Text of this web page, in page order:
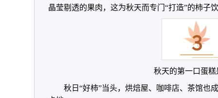
晶莹剔透的果肉，这为秋天而专门“打造”的柿子
秋天的第一口蛋
秋日“好柿”当头，烘焙屋、咖啡店、茶馆也